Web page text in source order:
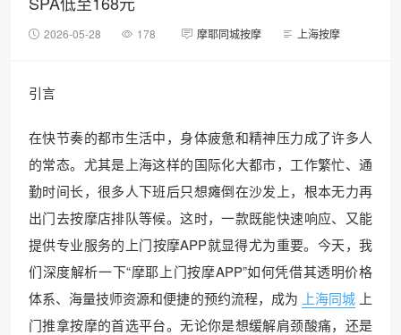
2026-05-28 178 摩耶同城按摩 上海按摩
引言
在快节奏的都市生活中，身体疲惫和精神压力成了许多人
的常态。尤其是上海这样的国际化大都市，工作繁忙、通
勤时间长，很多人下班后只想瘫倒在沙发上，根本无力再
出门去按摩店排队等候。这时，一款既能快速响应、又能
提供专业服务的上门按摩APP就显得尤为重要。今天，我
们深度解析一下“摩耶上门按摩APP”如何凭借其透明价格
体系、海量技师资源和便捷的预约流程，成为 上海同城 上
门推拿按摩的首选平台。无论你是想缓解肩颈酸痛，还是